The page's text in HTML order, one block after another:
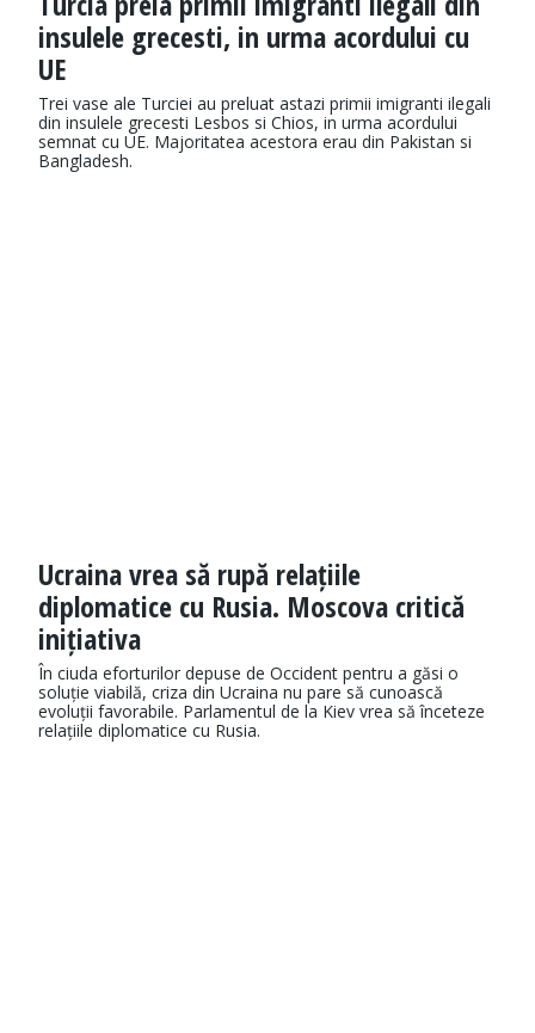
insulele grecesti, in urma acordului cu
UE
Trei vase ale Turciei au preluat astazi primii imigranti ilegali
din insulele grecesti Lesbos si Chios, in urma acordului
semnat cu UE. Majoritatea acestora erau din Pakistan si
Bangladesh.
Ucraina vrea să rupă relațiile
diplomatice cu Rusia. Moscova critică
inițiativa
În ciuda eforturilor depuse de Occident pentru a găsi o
soluție viabilă, criza din Ucraina nu pare să cunoască
evoluții favorabile. Parlamentul de la Kiev vrea să înceteze
relațiile diplomatice cu Rusia.